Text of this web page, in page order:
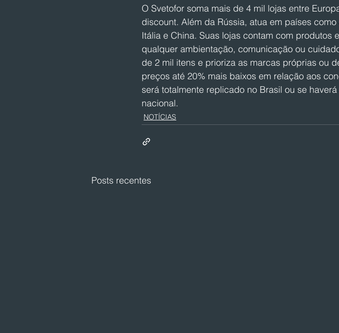
O Svetofor soma mais de 4 mil lojas entre
discount. Além da Rússia, atua em países
Itália e China. Suas lojas contam com produtos
qualquer ambientação, comunicação ou
de 2 mil itens e prioriza as marcas próprias ou
preços até 20% mais baixos em relação aos
será totalmente replicado no Brasil ou se
nacional.
NOTÍCIAS
Posts recentes